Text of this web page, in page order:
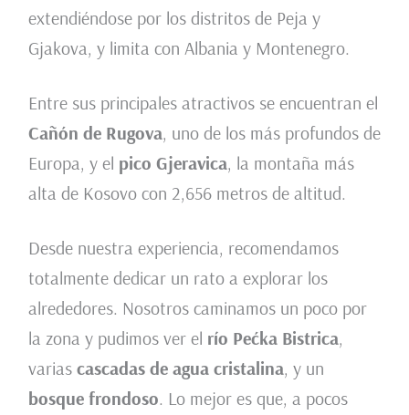
extendiéndose por los distritos de Peja y
Gjakova, y limita con Albania y Montenegro.
Entre sus principales atractivos se encuentran el
Cañón de Rugova, uno de los más profundos de
Europa, y el pico Gjeravica, la montaña más
alta de Kosovo con 2,656 metros de altitud.
Desde nuestra experiencia, recomendamos
totalmente dedicar un rato a explorar los
alrededores. Nosotros caminamos un poco por
la zona y pudimos ver el río Pećka Bistrica,
varias cascadas de agua cristalina, y un
bosque frondoso. Lo mejor es que, a pocos